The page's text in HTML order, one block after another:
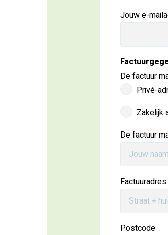
Jouw e-
De factuur
Privé-
Zakelijk
De factuur
Factuuradres
Postcode